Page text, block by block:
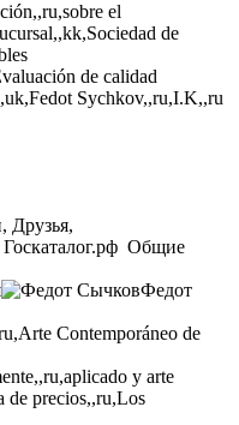
el
de
de calidad
Sychkov,,ru,I.K,,ru
Друзья,
Госкаталог.рф Общие
Федот